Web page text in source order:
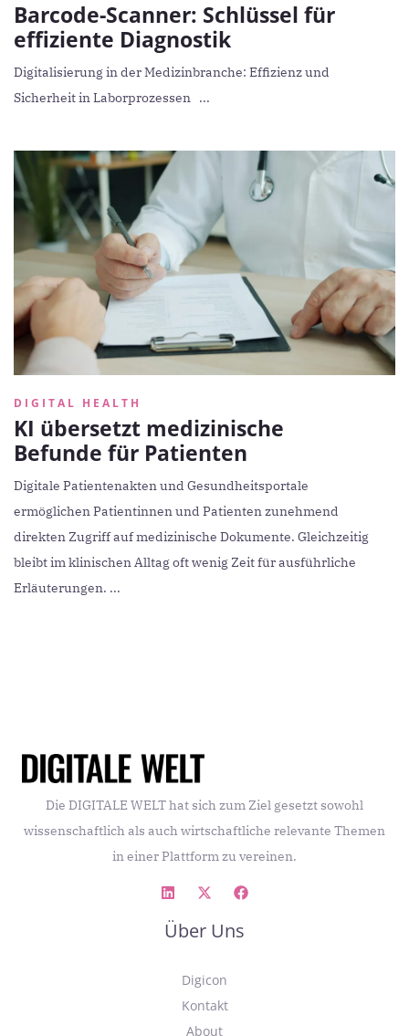
Barcode-Scanner: Schlüssel für
effiziente Diagnostik
Digitalisierung in der Medizinbranche: Effizienz und
Sicherheit in Laborprozessen ...
DIGITAL HEALTH
KI übersetzt medizinische
Befunde für Patienten
Digitale Patientenakten und Gesundheitsportale
ermöglichen Patientinnen und Patienten zunehmend
direkten Zugriff auf medizinische Dokumente. Gleichzeitig
bleibt im klinischen Alltag oft wenig Zeit für ausführliche
Erläuterungen. ...
Die DIGITALE WELT hat sich zum Ziel gesetzt sowohl
wissenschaftlich als auch wirtschaftliche relevante Themen
in einer Plattform zu vereinen.
Über Uns
Digicon
Kontakt
About